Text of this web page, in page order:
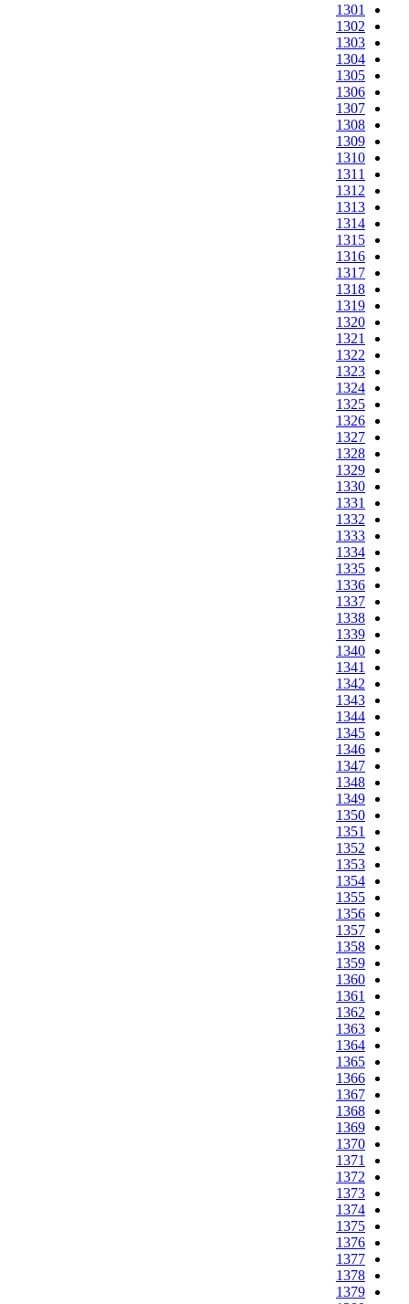
1301
1302
1303
1304
1305
1306
1307
1308
1309
1310
1311
1312
1313
1314
1315
1316
1317
1318
1319
1320
1321
1322
1323
1324
1325
1326
1327
1328
1329
1330
1331
1332
1333
1334
1335
1336
1337
1338
1339
1340
1341
1342
1343
1344
1345
1346
1347
1348
1349
1350
1351
1352
1353
1354
1355
1356
1357
1358
1359
1360
1361
1362
1363
1364
1365
1366
1367
1368
1369
1370
1371
1372
1373
1374
1375
1376
1377
1378
1379